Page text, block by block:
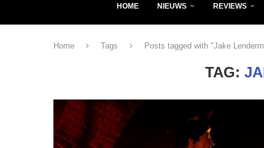
HOME NIEUWS REVIEWS
Home Tags Posts tagged with "Jake
TAG: